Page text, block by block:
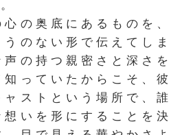
の奥底にあるものを、
うのない形で伝えてしま
声の持つ親密さと深さを
知っていたからこそ、彼
ャストという場所で、誰
想いを形にすることを決